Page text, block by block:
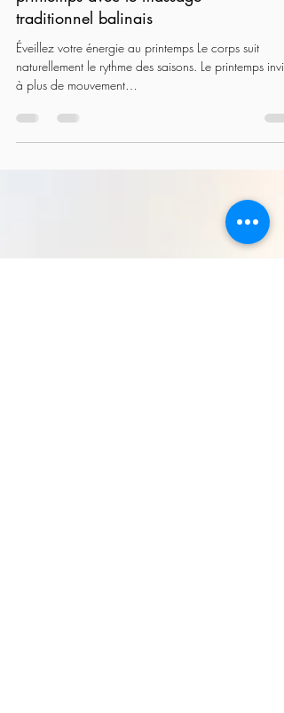
Éveillez votre énergie au
printemps avec le massage
traditionnel balinais
Éveillez votre énergie au printemps Le corps suit
naturellement le rythme des saisons. Le printemps invite